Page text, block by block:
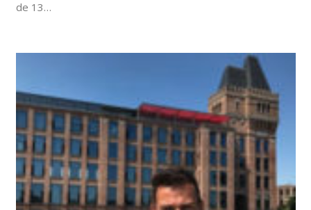
de 13…